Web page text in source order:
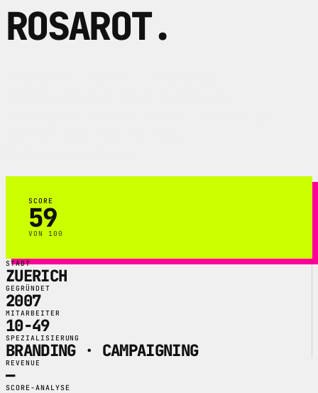
ROSAROT.
SCORE
59
VON 100
STADT
ZUERICH
GEGRÜNDET
2007
MITARBEITER
10-49
SPEZIALISIERUNG
BRANDING · CAMPAIGNING
REVENUE
—
SCORE-ANALYSE